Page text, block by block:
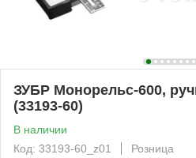
ЗУБР Монорельс-600,
(33193-60)
В наличии
Код: 33193-60_z01
Розница